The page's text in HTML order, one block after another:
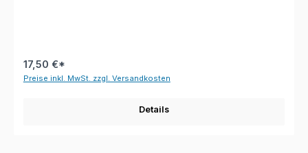
17,50 €*
Preise inkl. MwSt. zzgl. Versandkosten
Details